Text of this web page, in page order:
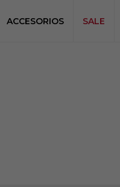
ACCESORIOS SALE